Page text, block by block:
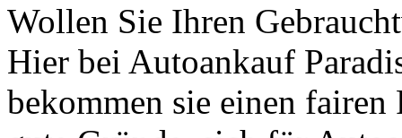
Wollen Sie Ihren
Hier bei Autoankauf
bekommen sie einen